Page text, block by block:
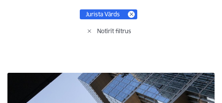
Jurista Vārds
Notīrīt filtrus